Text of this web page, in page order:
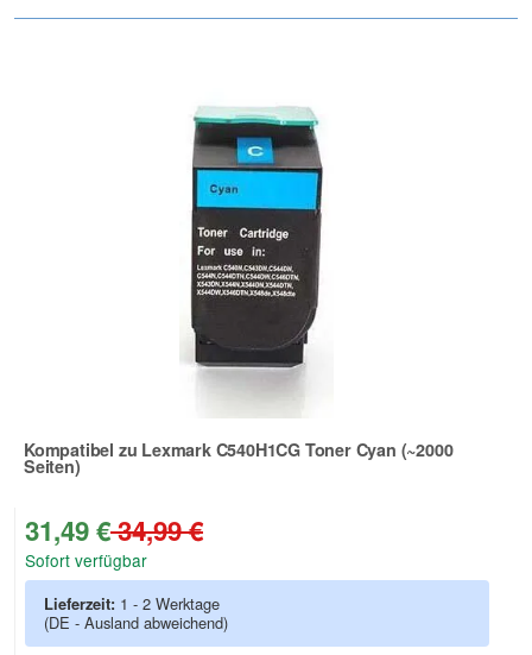
Kompatibel zu Lexmark C540H1CG Toner Cyan (~2000
Seiten)
Zur Artikelbewertung
31,49 €34,99 €
Sofort verfügbar
Lieferzeit: 1 - 2 Werktage
(DE - Ausland abweichend)